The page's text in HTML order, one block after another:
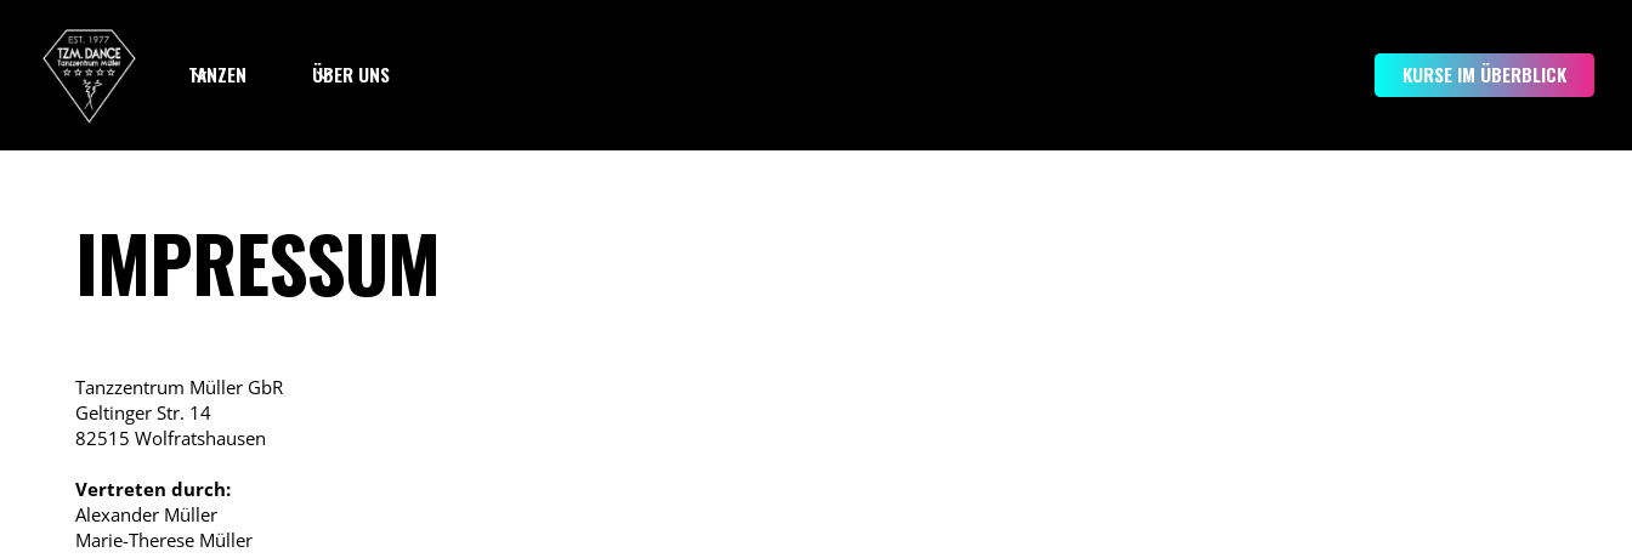
TANZEN ÜBER UNS KURSE IM ÜBERBLICK
IMPRESSUM
Tanzzentrum Müller GbR
Geltinger Str. 14
82515 Wolfratshausen
Vertreten durch:
Alexander Müller
Marie-Therese Müller